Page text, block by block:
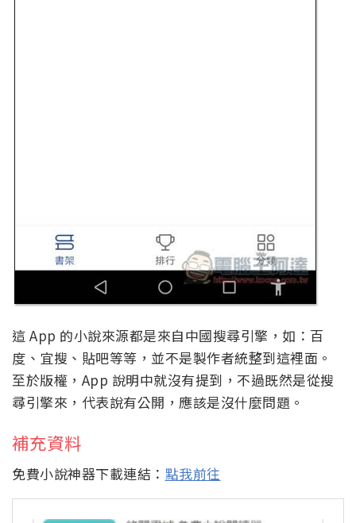
這 App 的小說來源都是來自中國搜尋引擎，如：百
度、宜搜、貼吧等等，並不是製作者統整到這裡面。
至於版權，App 說明中就沒有提到，不過既然是從搜
尋引擎來，代表說有公開，應該是沒什麼問題。
補充資料
免費小說神器下載連結： 點我前往